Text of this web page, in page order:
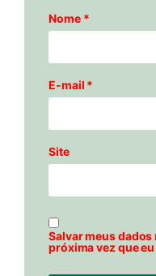
Nome *
E-mail *
Site
Salvar meus
próxima vez que